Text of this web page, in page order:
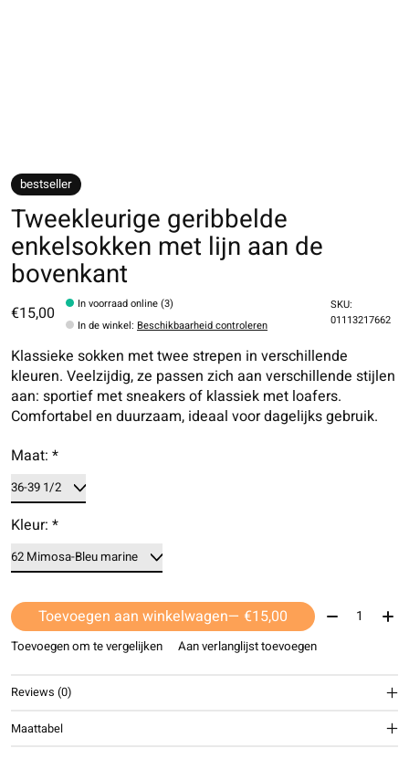
bestseller
Tweekleurige geribbelde
enkelsokken met lijn aan de
bovenkant
€15,00
In voorraad online (3)
In de winkel: Beschikbaarheid controleren
SKU:
01113217662
Klassieke sokken met twee strepen in verschillende
kleuren. Veelzijdig, ze passen zich aan verschillende stijlen
aan: sportief met sneakers of klassiek met loafers.
Comfortabel en duurzaam, ideaal voor dagelijks gebruik.
Maat: *
Kleur: *
Toevoegen aan winkelwagen — €15,00 Aantal:
Toevoegen om te vergelijken Aan verlanglijst toevoegen
Reviews (0)
Maattabel